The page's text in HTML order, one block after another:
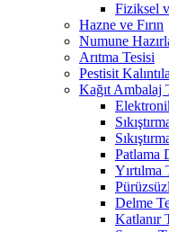
Fiziksel
Hazne ve Fırın
Numune
Arıtma Tesisi
Pestisit
Kağıt Ambalaj
Patlama
Yırtılma
Delme
Katlanır